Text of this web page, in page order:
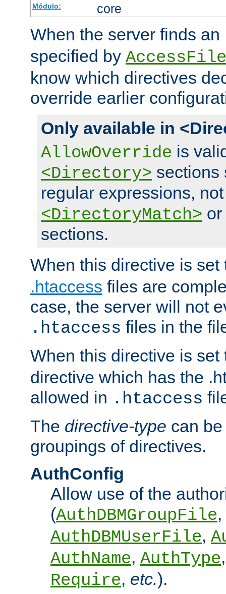
Módulo: core
When the server finds an
specified by
know which directives
override earlier
Only available in
AllowOverride is
<Directory> sections
regular expressions,
<DirectoryMatch> or
sections.
When this directive is
.htaccess files are
case, the server will not
.htaccess files in the
When this directive is
directive which has the
allowed in .htaccess
The directive-type can
groupings of directives.
AuthConfig
Allow use of the
(AuthDBMGroupFile,
AuthDBMUserFile,
AuthName, AuthType
Require, etc.).